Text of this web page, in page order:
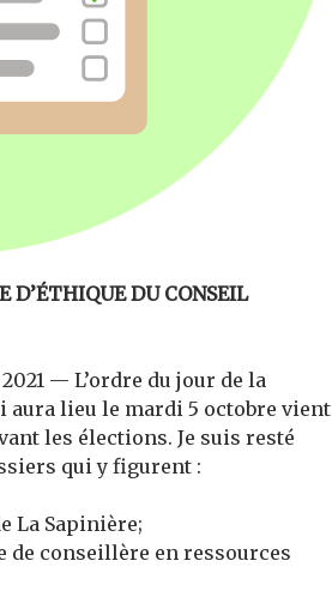
DU CONSEIL
— L’ordre du jour de la
aura lieu le mardi 5 octobre vient
les élections. Je suis resté
qui y figurent :
La Sapinière;
de conseillère en ressources